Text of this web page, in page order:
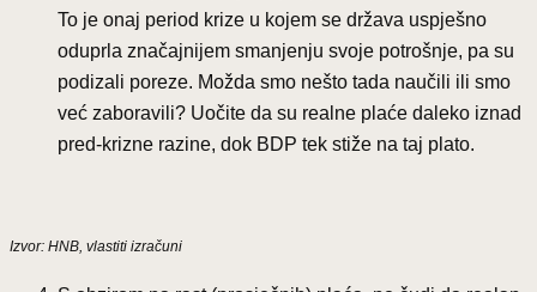
To je onaj period krize u kojem se država uspješno
oduprla značajnijem smanjenju svoje potrošnje, pa su
podizali poreze. Možda smo nešto tada naučili ili smo
već zaboravili? Uočite da su realne plaće daleko iznad
pred-krizne razine, dok BDP tek stiže na taj plato.
Izvor: HNB, vlastiti izračuni